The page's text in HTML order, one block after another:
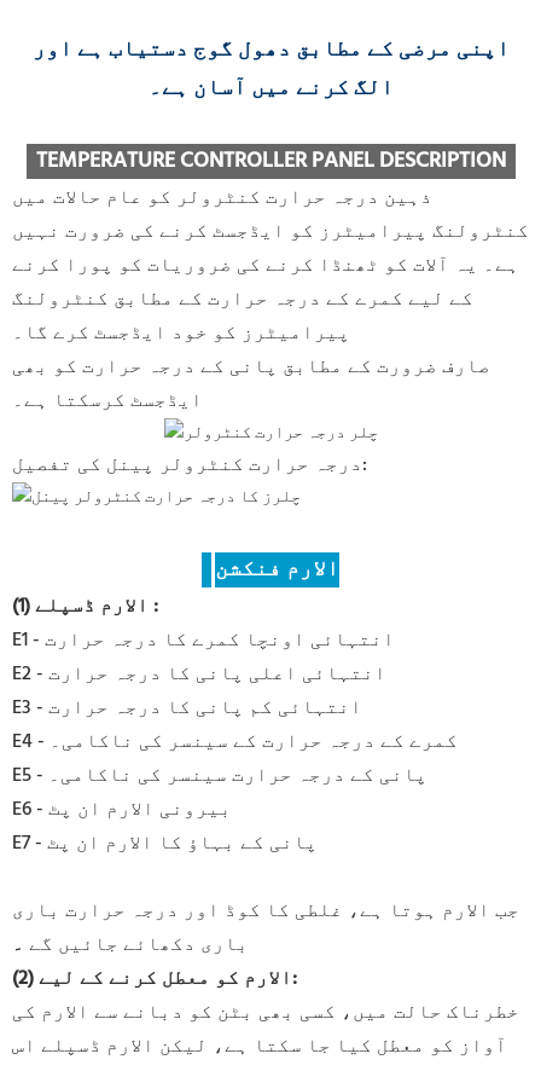
اپنی مرضی کے مطابق دھول گوج دستیاب ہے اور
الگ کرنے میں آسان ہے۔
TEMPERATURE CONTROLLER PANEL DESCRIPTION
ذہین درجہ حرارت کنٹرولر کو عام حالات میں
کنٹرولنگ پیرامیٹرز کو ایڈجسٹ کرنے کی ضرورت نہیں
ہے۔ یہ آلات کو ٹھنڈا کرنے کی ضروریات کو پورا کرنے
کے لیے کمرے کے درجہ حرارت کے مطابق کنٹرولنگ
پیرامیٹرز کو خود ایڈجسٹ کرے گا۔
صارف ضرورت کے مطابق پانی کے درجہ حرارت کو بھی
ایڈجسٹ کرسکتا ہے۔
درجہ حرارت کنٹرولر پینل کی تفصیل:
الارم فنکشن
(1) الارم ڈسپلے :
E1 - انتہائی اونچا کمرے کا درجہ حرارت
E2 - انتہائی اعلی پانی کا درجہ حرارت
E3 - انتہائی کم پانی کا درجہ حرارت
E4 - کمرے کے درجہ حرارت کے سینسر کی ناکامی۔
E5 - پانی کے درجہ حرارت سینسر کی ناکامی۔
E6 - بیرونی الارم ان پٹ
E7 - پانی کے بہاؤ کا الارم ان پٹ
جب الارم ہوتا ہے، غلطی کا کوڈ اور درجہ حرارت باری
باری دکھائے جائیں گے ۔
(2) الارم کو معطل کرنے کے لیے:
خطرناک حالت میں، کسی بھی بٹن کو دبانے سے الارم کی
آواز کو معطل کیا جا سکتا ہے، لیکن الارم ڈسپلے اس